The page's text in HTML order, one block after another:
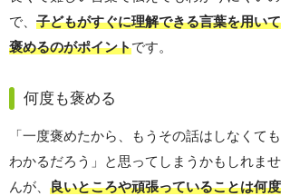
で、 子どもがすぐに理解できる言葉を用いて
褒めるのがポイントです。
何度も褒める
「一度褒めたから、もうその話はしなくても
わかるだろう」と思ってしまうかもしれませ
んが、 良いところや頑張っていることは何度